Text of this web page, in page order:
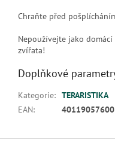
Chraňte před
Nepoužívejte jako
zvířata!
Doplňkové
Kategorie: TERARISTIKA
EAN: